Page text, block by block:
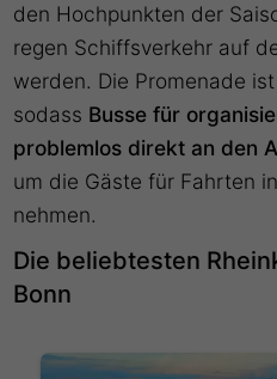
den Hochpunkten der
regen Schiffsverkehr auf
werden. Die Promenade
sodass Busse für
problemlos direkt an den
um die Gäste für Fahrten
nehmen.
Die beliebtesten
Bonn